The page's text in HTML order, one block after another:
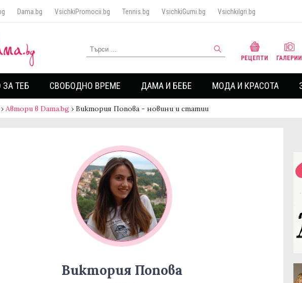
Dama.bg VsichkiPromocii.bg Tennis.bg VsichkiGumi.bg VsichkiIgri.bg
РЕЦЕПТИ ГАЛЕРИИ
ТЕБ СВОБОДНО ВРЕМЕ ДАМА И БЕБЕ МОДА И КРАСОТА
› Автори в Dama.bg › Виктория Попова - новини и статии
Виктория Попова